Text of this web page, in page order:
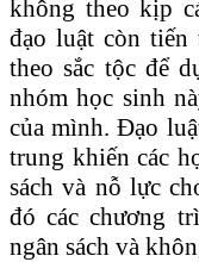
không theo kịp
đạo luật còn
theo sắc tộc để
nhóm học sinh
của mình. Đạo
trung khiến các
sách và nỗ lực
đó các chương
ngân sách và